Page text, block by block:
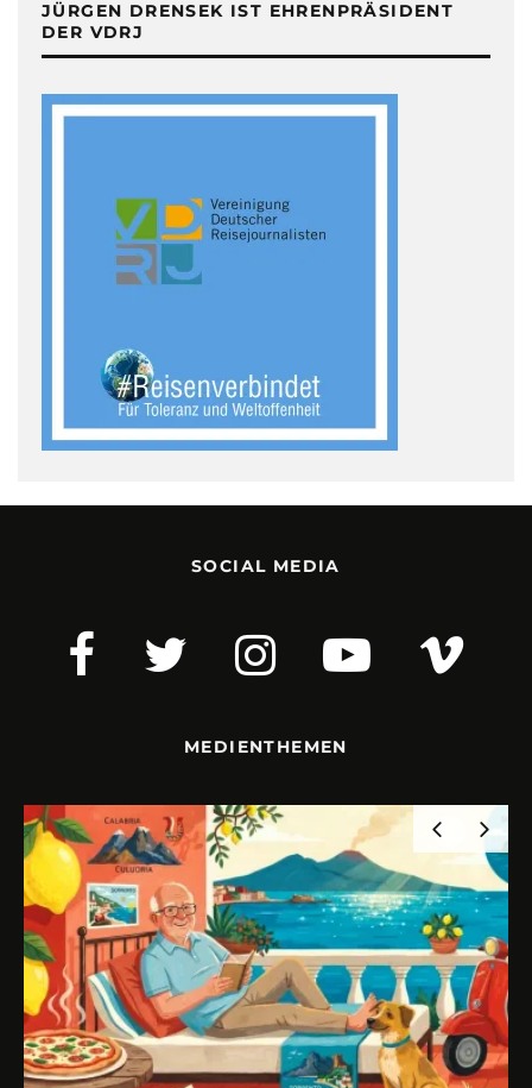
JÜRGEN DRENSEK IST EHRENPRÄSIDENT
DER VDRJ
SOCIAL MEDIA
MEDIENTHEMEN